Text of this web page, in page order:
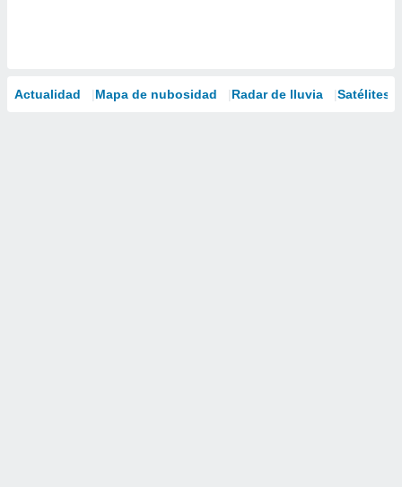
Actualidad Mapa de nubosidad Radar de lluvia Satélites